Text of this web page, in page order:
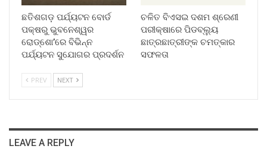
ଛତିଶଗଡ଼ ପର୍ଯ୍ୟଟନ ବୋର୍ଡ
ପକ୍ଷରୁ ଭୁବନେଶ୍ୱର
ରୋଡ୍‌ଶୋ’ରେ ବିଭିନ୍ନ
ପର୍ଯ୍ୟଟନ ସୁଯୋଗର ପ୍ରଦର୍ଶନ
ଚଳିତ ବିଏସଇ ଦଶମ ଶ୍ରେଣୀ
ପରୀକ୍ଷାରେ ପିଡବ୍ଲ୍ୟୁ
ଛାତ୍ରଛାତ୍ରୀଙ୍କ ଚମତ୍କାର
ସଫଳତା
PREV NEXT
LEAVE A REPLY